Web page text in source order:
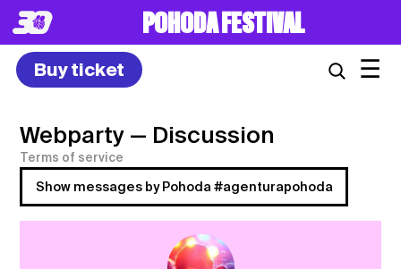
POHODA FESTIVAL
Buy ticket ☰
Webparty — Discussion
Terms of service
Show messages by Pohoda #agenturapohoda